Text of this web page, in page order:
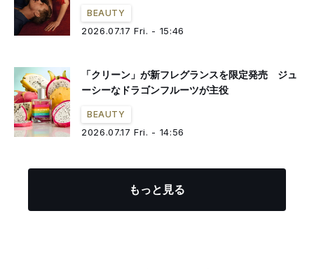
BEAUTY
2026.07.17 Fri. - 15:46
「クリーン」が新フレグランスを限定発売 ジュ
ーシーなドラゴンフルーツが主役
BEAUTY
2026.07.17 Fri. - 14:56
もっと見る